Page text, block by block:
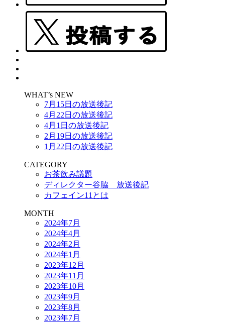
WHAT’s NEW
7月15日の放送後記
4月22日の放送後記
4月1日の放送後記
2月19日の放送後記
1月22日の放送後記
CATEGORY
お茶飲み議題
ディレクター谷脇 放送後記
カフェイン11とは
MONTH
2024年7月
2024年4月
2024年2月
2024年1月
2023年12月
2023年11月
2023年10月
2023年9月
2023年8月
2023年7月